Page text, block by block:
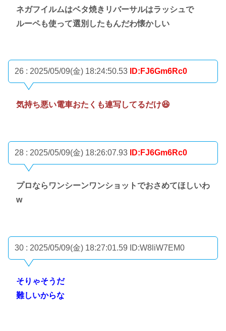
ネガフイルムはベタ焼きリバーサルはラッシュで
ルーペも使って選別したもんだわ懐かしい
26 : 2025/05/09(金) 18:24:50.53 ID:FJ6Gm6Rc0
気持ち悪い電車おたくも連写してるだけ😆
28 : 2025/05/09(金) 18:26:07.93 ID:FJ6Gm6Rc0
プロならワンシーンワンショットでおさめてほしいわ
w
30 : 2025/05/09(金) 18:27:01.59 ID:W8liW7EM0
そりゃそうだ
難しいからな